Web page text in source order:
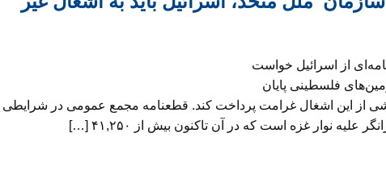
از اسرائیل خواست
سرزمین‌های فلسطینی پایان
از این اشغال غرامت پرداخت کند. قطعنامه مجمع عمومی در شرایطی
نوار غزه است که در آن تاکنون بیش از ۴۱,۲۵۰ […]